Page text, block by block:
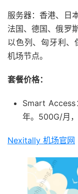
服务器：香港、日
法国、德国、俄罗
以色列、匈牙利、
机场节点。
套餐价格：
Smart Access
年。500G/月，
Nexitally 机场官网